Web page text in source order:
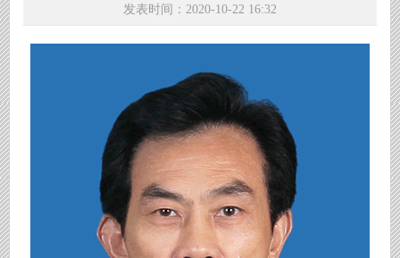
发表时间：2020-10-22 16:32